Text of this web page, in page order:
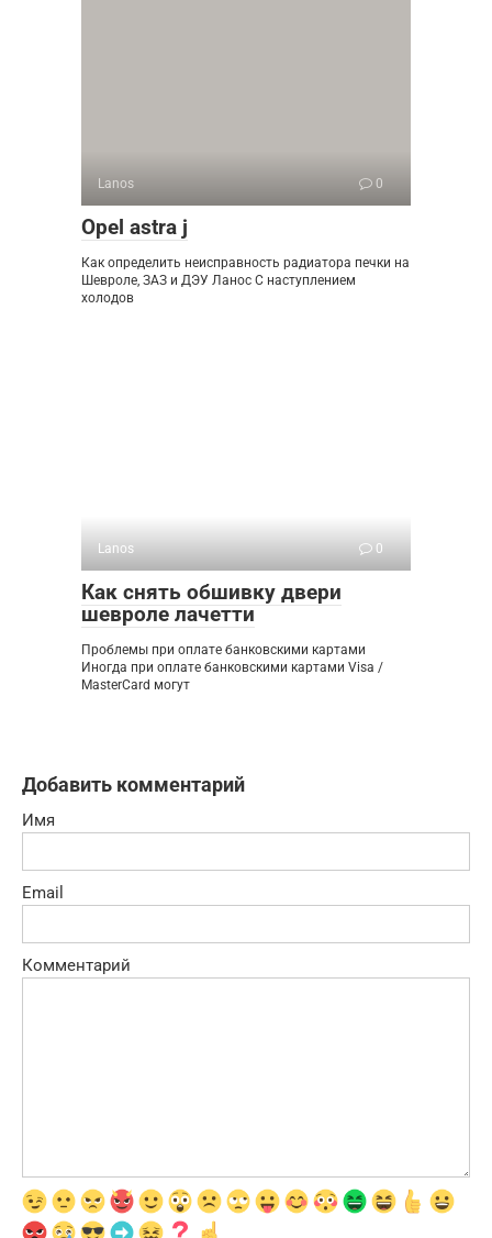
Lanos 0
Opel astra j
Как определить неисправность радиатора печки на
Шевроле, ЗАЗ и ДЭУ Ланос С наступлением
холодов
Lanos 0
Как снять обшивку двери
шевроле лачетти
Проблемы при оплате банковскими картами
Иногда при оплате банковскими картами Visa /
MasterCard могут
Добавить комментарий
Имя
Email
Комментарий